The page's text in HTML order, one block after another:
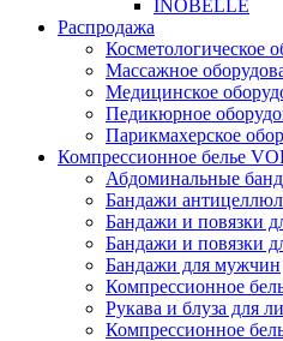
INOBELLE
Распродажа
Косметологическое
Массажное
Медицинское
Педикюрное
Парикмахерское
Компрессионное белье
Абдоминальные
Бандажи
Бандажи и повязки
Бандажи и повязки
Бандажи для мужчин
Компрессионное
Рукава и блуза для
Компрессионное